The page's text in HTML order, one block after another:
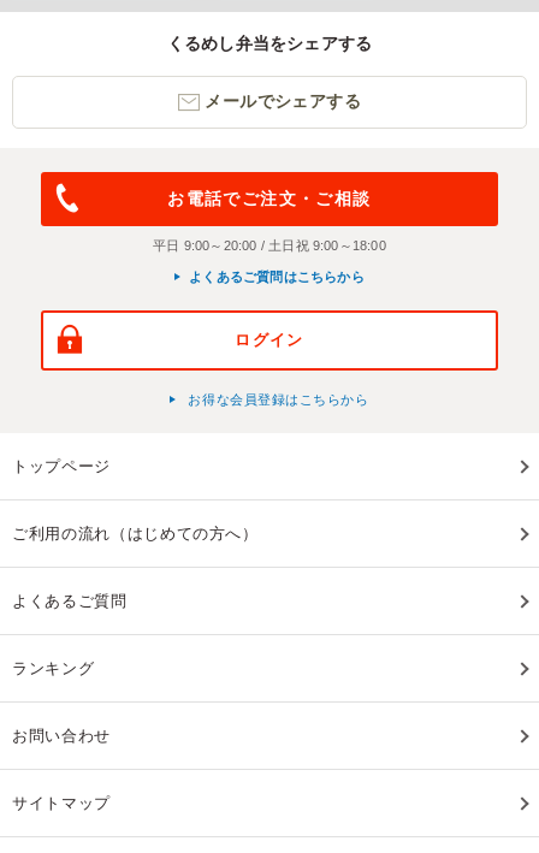
くるめし弁当をシェアする
メールでシェアする
お電話でご注文・ご相談
平日 9:00～20:00 / 土日祝 9:00～18:00
よくあるご質問はこちらから
ログイン
お得な会員登録はこちらから
トップページ
ご利用の流れ（はじめての方へ）
よくあるご質問
ランキング
お問い合わせ
サイトマップ